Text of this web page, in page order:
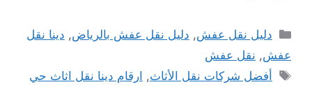
التصنيفات
دليل نقل عفش, دليل نقل عفش بالرياض, دينا نقل
عفش, نقل عفش
الوسوم
أفضل شركات نقل الأثاث, ارقام دينا نقل اثاث حي